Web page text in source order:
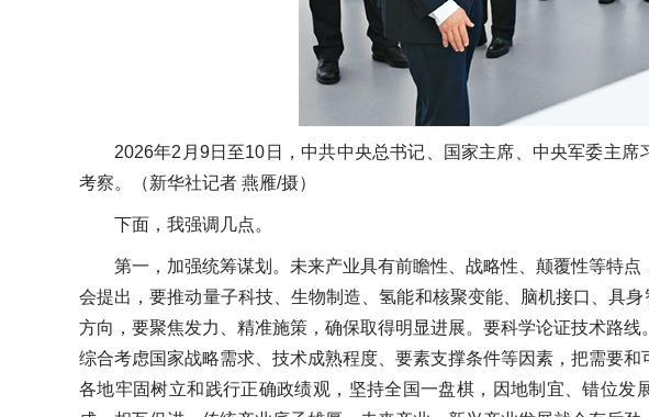
2026年2月9日至10日，中共中央总书记、国家主席、中央军委主
考察。（新华社记者 燕雁/摄）
下面，我强调几点。
第一，加强统筹谋划。未来产业具有前瞻性、战略性、颠覆性等特
会提出，要推动量子科技、生物制造、氢能和核聚变能、脑机接口、具
方向，要聚焦发力、精准施策，确保取得明显进展。要科学论证技术路
综合考虑国家战略需求、技术成熟程度、要素支撑条件等因素，把需要
各地牢固树立和践行正确政绩观，坚持全国一盘棋，因地制宜、错位发